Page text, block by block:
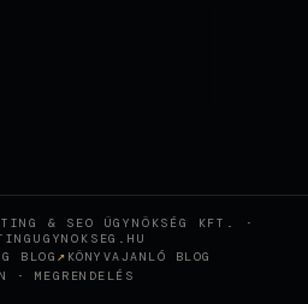
& SEO ÜGYNÖKSÉG KFT. ·
BLOG
KÖNYVAJANLÓ BLOG
· MEGRENDELÉS